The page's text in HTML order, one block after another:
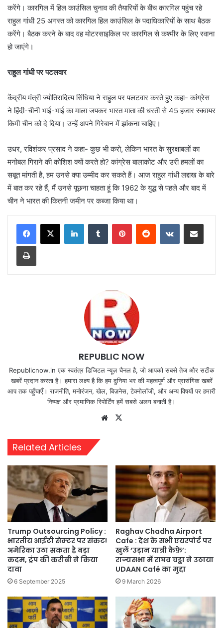
करेंगे। कारगिल में हिल काउंसिल चुनाव की तैयारियों के बीच कारगिल पहुंच रहे
राहुल गांधी 25 अगस्त को कारगिल हिल काउंसिल के पदाधिकारियों के साथ बैठक
करेंगे। बैठक करने के बाद वह मोटरसाइकिल पर कारगिल से कश्मीर के लिए रवाना
हो जाएंगे।
राहुल गांधी पर पटलवार
केंद्रीय मंत्री ज्योतिरादित्य सिंधिया ने राहुल पर पलटवार करते हुए कहा- कांग्रेस
ने हिंदी-चीनी भाई-भाई का माला जपकर भारत माता की धरती से 45 हजार स्क्वायर
किमी चीन को दे दिया। उन्हें अपने गिरेबान में झांकना चाहिए।
उधर, रविशंकर प्रसाद ने कहा- कुछ भी करो, लेकिन भारत के सुरक्षाबलों का
मनोबल गिराने की कोशिश क्यों करते हो? कांग्रेस बालाकोट और उरी हमलों का
सबूत मांगती है, हम उनसे क्या उम्मीद कर सकते हैं। आज राहुल गांधी लद्दाख के बारे
में बात कर रहे हैं, मैं उनसे पूछना चाहता हूं कि 1962 के युद्ध से पहले और बाद में
चीन ने भारत की कितनी जमीन पर कब्जा किया था।
LinkedInTumblr PinterestReddit VKontakteShare via Email
Print
REPUBLIC NOW
Republicnow.in एक स्वतंत्र डिजिटल न्यूज़ चैनल है, जो आपको सबसे तेज और सटीक
खबरें प्रदान करता है। हमारा लक्ष्य है कि हम दुनिया भर की महत्वपूर्ण और प्रासंगिक खबरें
आप तक पहुँचाएँ। राजनीति, मनोरंजन, खेल, बिज़नेस, टेक्नोलॉजी, और अन्य विषयों पर हमारी
निष्पक्ष और प्रमाणिक रिपोर्टिंग हमें सबसे अलग बनाती है।
Website
Related Articles
Trump Outsourcing Policy :
भारतीय आईटी सेक्टर पर संकट!
अमेरिका उठा सकता है बड़ा
कदम, ट्रंप की करीबी ने किया
दावा
6 September 2025
Raghav Chadha Airport
Cafe : देश के सभी एयरपोर्ट पर
खुलें ‘उड़ान यात्री कैफ़े’:
राज्यसभा में राघव चड्ढा ने उठाया
UDAAN Café का मुद्दा
9 March 2026